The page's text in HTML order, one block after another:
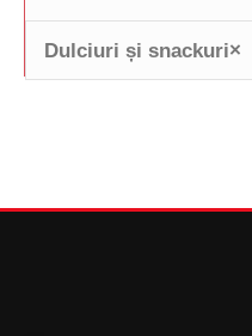
×
Dulciuri și snackuri